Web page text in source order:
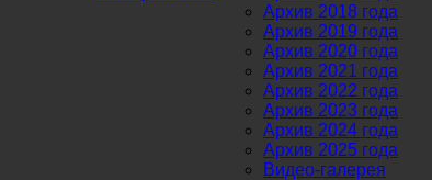
Архив 2018 года
Архив 2019 года
Архив 2020 года
Архив 2021 года
Архив 2022 года
Архив 2023 года
Архив 2024 года
Архив 2025 года
Видео-галерея